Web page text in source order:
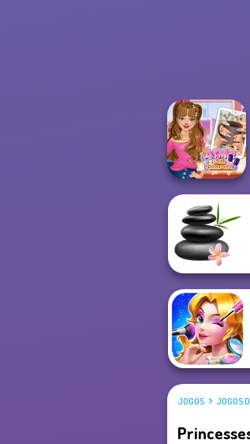
ASMR Nail
Treatment
JOGOS JOGOS